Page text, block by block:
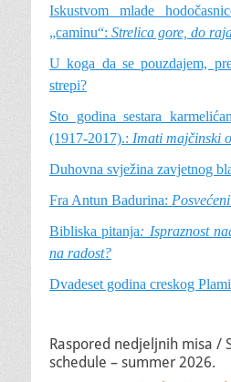
Iskustvom mlade
„caminu“: Strelica gore, do
U koga da se pouzdajem,
strepi?
Sto godina sestara
(1917-2017).: Imati majčinski
Duhovna svježina zavjetnog
Fra Antun Badurina:
Bibliska pitanja: Ispraznost
na radost?
Dvadeset godina creskog
Raspored nedjeljnih misa /
schedule – summer 2026.